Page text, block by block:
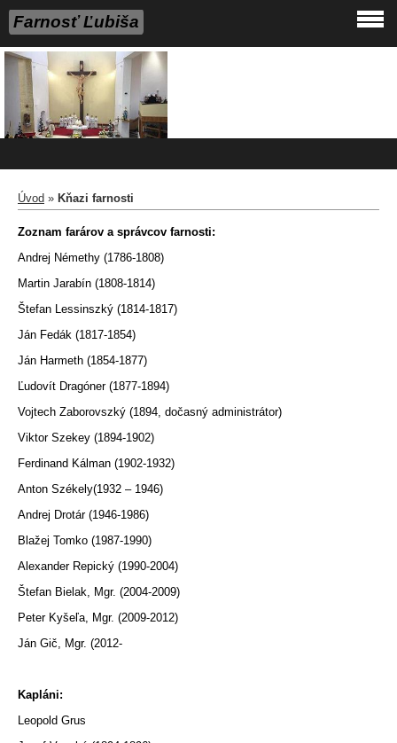
Farnosť Ľubiša
Úvod » Kňazi farnosti
Zoznam farárov a správcov farnosti:
Andrej Némethy (1786-1808)
Martin Jarabín (1808-1814)
Štefan Lessinszký (1814-1817)
Ján Fedák (1817-1854)
Ján Harmeth (1854-1877)
Ľudovít Dragóner (1877-1894)
Vojtech Zaborovszký (1894, dočasný administrátor)
Viktor Szekey (1894-1902)
Ferdinand Kálman (1902-1932)
Anton Székely(1932 – 1946)
Andrej Drotár (1946-1986)
Blažej Tomko (1987-1990)
Alexander Repický (1990-2004)
Štefan Bielak, Mgr. (2004-2009)
Peter Kyšeľa, Mgr. (2009-2012)
Ján Gič, Mgr. (2012-
Kapláni:
Leopold Grus